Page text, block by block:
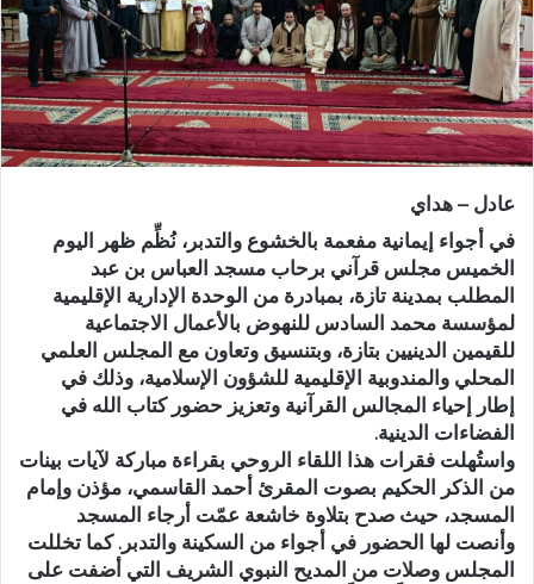
ا
إ
ل
ك
ت
ن
ا
عادل – هداي
في أجواء إيمانية مفعمة بالخشوع والتدبر، نُظِّم ظهر اليوم
الخميس مجلس قرآني برحاب مسجد العباس بن عبد
المطلب بمدينة تازة، بمبادرة من الوحدة الإدارية الإقليمية
لمؤسسة محمد السادس للنهوض بالأعمال الاجتماعية
للقيمين الدينيين بتازة، وبتنسيق وتعاون مع المجلس العلمي
المحلي والمندوبية الإقليمية للشؤون الإسلامية، وذلك في
إطار إحياء المجالس القرآنية وتعزيز حضور كتاب الله في
الفضاءات الدينية.
واستُهلت فقرات هذا اللقاء الروحي بقراءة مباركة لآيات بينات
من الذكر الحكيم بصوت المقرئ أحمد القاسمي، مؤذن وإمام
المسجد، حيث صدح بتلاوة خاشعة عمّت أرجاء المسجد
وأنصت لها الحضور في أجواء من السكينة والتدبر. كما تخللت
المجلس وصلات من المديح النبوي الشريف التي أضفت على